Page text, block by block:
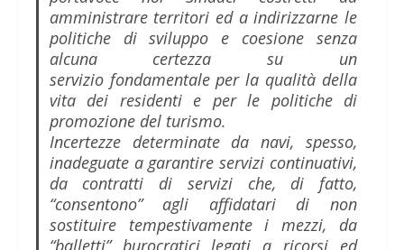
amministrare territori ed a indirizzarne le
politiche di sviluppo e coesione senza
alcuna certezza su un
servizio fondamentale per la qualità della
vita dei residenti e per le politiche di
promozione del turismo.
Incertezze determinate da navi, spesso,
inadeguate a garantire servizi continuativi,
da contratti di servizi che, di fatto,
“consentono” agli affidatari di non
sostituire tempestivamente i mezzi, da
“balletti” burocratici legati a ricorsi ed